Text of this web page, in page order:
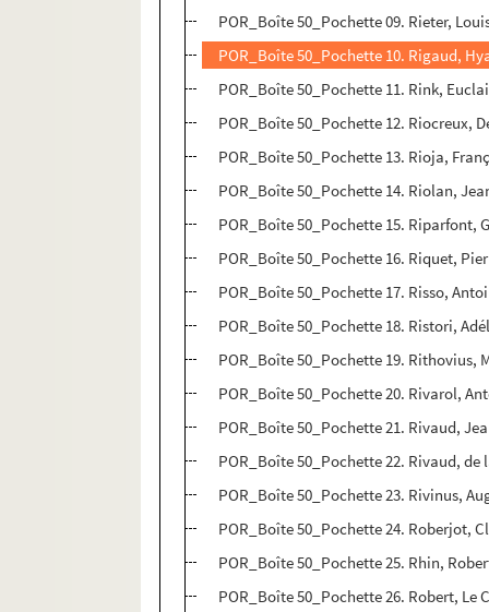
POR_Boîte 50_Pochette 09. Rieter,
POR_Boîte 50_Pochette 10. Rigaud,
POR_Boîte 50_Pochette 11. Rink,
POR_Boîte 50_Pochette 12. Riocreux,
POR_Boîte 50_Pochette 13. Rioja,
POR_Boîte 50_Pochette 14. Riolan,
POR_Boîte 50_Pochette 15. Riparfont,
POR_Boîte 50_Pochette 16. Riquet,
POR_Boîte 50_Pochette 17. Risso,
POR_Boîte 50_Pochette 18. Ristori,
POR_Boîte 50_Pochette 19. Rithovius,
POR_Boîte 50_Pochette 20. Rivarol,
POR_Boîte 50_Pochette 21. Rivaud,
POR_Boîte 50_Pochette 22. Rivaud, de
POR_Boîte 50_Pochette 23. Rivinus,
POR_Boîte 50_Pochette 24. Roberjot,
POR_Boîte 50_Pochette 25. Rhin,
POR_Boîte 50_Pochette 26. Robert, Le